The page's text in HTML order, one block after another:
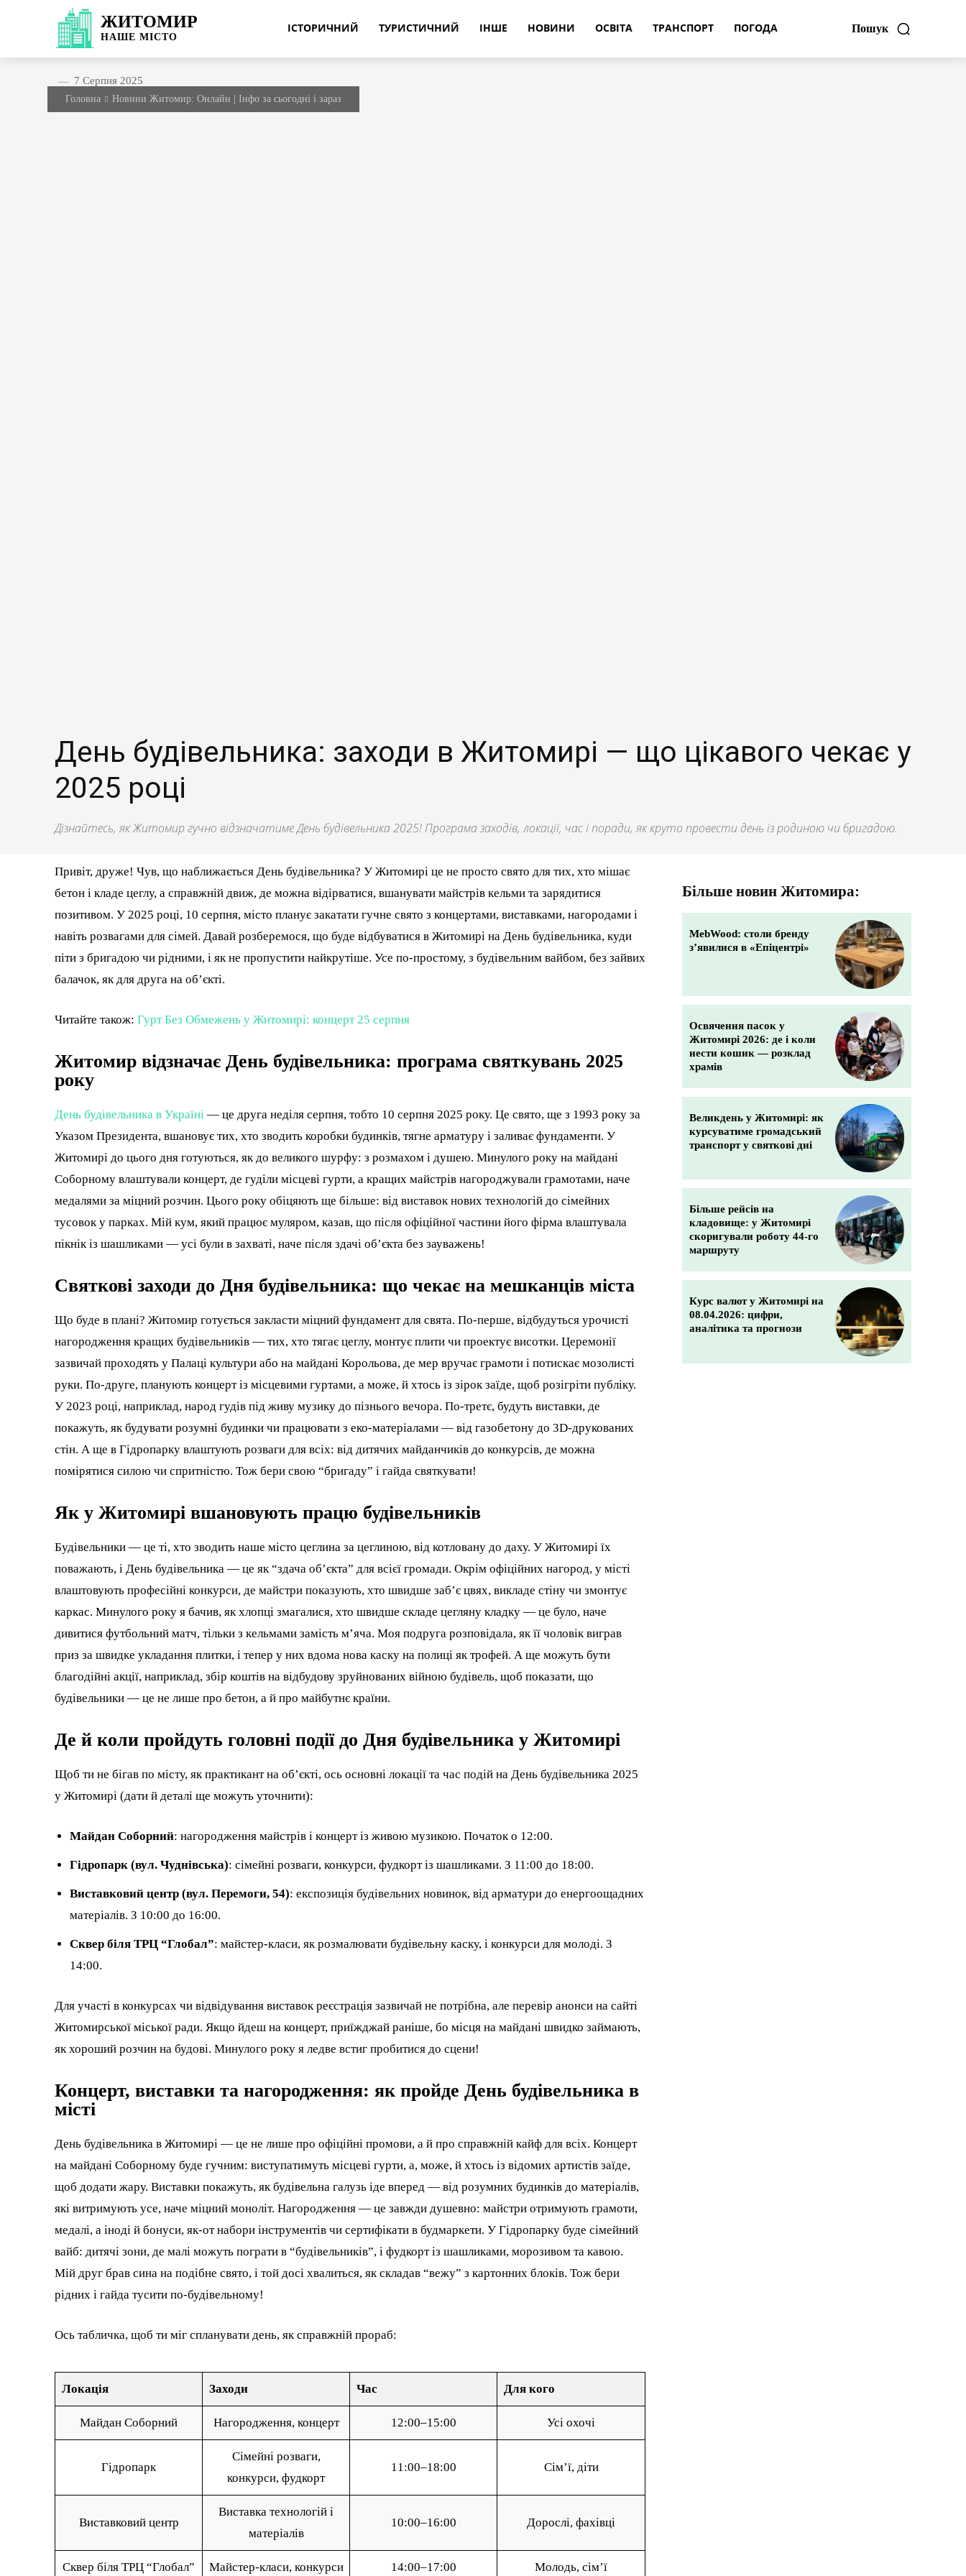
ЖИТОМИР
НАШЕ МІСТО
Пошук
ІСТОРИЧНИЙ ТУРИСТИЧНИЙ ІНШЕ НОВИНИ ОСВІТА ТРАНСПОРТ ПОГОДА
7 Серпня 2025
Головна Новини Житомир: Онлайн | Інфо за сьогодні і зараз
День будівельника: заходи в Житомирі — що цікавого чекає у
2025 році
Дізнайтесь, як Житомир гучно відзначатиме День будівельника 2025! Програма заходів, локації, час і поради, як круто провести день із родиною чи бригадою.
Привіт, друже! Чув, що наближається День будівельника? У Житомирі це не просто свято для тих, хто мішає
бетон і кладе цеглу, а справжній движ, де можна відірватися, вшанувати майстрів кельми та зарядитися
позитивом. У 2025 році, 10 серпня, місто планує закатати гучне свято з концертами, виставками, нагородами і
навіть розвагами для сімей. Давай розберемося, що буде відбуватися в Житомирі на День будівельника, куди
піти з бригадою чи рідними, і як не пропустити найкрутіше. Усе по-простому, з будівельним вайбом, без зайвих
балачок, як для друга на об’єкті.
Читайте також: Гурт Без Обмежень у Житомирі: концерт 25 серпня
Житомир відзначає День будівельника: програма святкувань 2025
року
День будівельника в Україні — це друга неділя серпня, тобто 10 серпня 2025 року. Це свято, ще з 1993 року за
Указом Президента, вшановує тих, хто зводить коробки будинків, тягне арматуру і заливає фундаменти. У
Житомирі до цього дня готуються, як до великого шурфу: з розмахом і душею. Минулого року на майдані
Соборному влаштували концерт, де гуділи місцеві гурти, а кращих майстрів нагороджували грамотами, наче
медалями за міцний розчин. Цього року обіцяють ще більше: від виставок нових технологій до сімейних
тусовок у парках. Мій кум, який працює муляром, казав, що після офіційної частини його фірма влаштувала
пікнік із шашликами — усі були в захваті, наче після здачі об’єкта без зауважень!
Святкові заходи до Дня будівельника: що чекає на мешканців міста
Що буде в плані? Житомир готується закласти міцний фундамент для свята. По-перше, відбудуться урочисті
нагородження кращих будівельників — тих, хто тягає цеглу, монтує плити чи проектує висотки. Церемонії
зазвичай проходять у Палаці культури або на майдані Корольова, де мер вручає грамоти і потискає мозолисті
руки. По-друге, планують концерт із місцевими гуртами, а може, й хтось із зірок заїде, щоб розігріти публіку.
У 2023 році, наприклад, народ гудів під живу музику до пізнього вечора. По-третє, будуть виставки, де
покажуть, як будувати розумні будинки чи працювати з еко-матеріалами — від газобетону до 3D-друкованих
стін. А ще в Гідропарку влаштують розваги для всіх: від дитячих майданчиків до конкурсів, де можна
помірятися силою чи спритністю. Тож бери свою “бригаду” і гайда святкувати!
Як у Житомирі вшановують працю будівельників
Будівельники — це ті, хто зводить наше місто цеглина за цеглиною, від котловану до даху. У Житомирі їх
поважають, і День будівельника — це як “здача об’єкта” для всієї громади. Окрім офіційних нагород, у місті
влаштовують професійні конкурси, де майстри показують, хто швидше заб’є цвях, викладе стіну чи змонтує
каркас. Минулого року я бачив, як хлопці змагалися, хто швидше складе цегляну кладку — це було, наче
дивитися футбольний матч, тільки з кельмами замість м’яча. Моя подруга розповідала, як її чоловік виграв
приз за швидке укладання плитки, і тепер у них вдома нова каску на полиці як трофей. А ще можуть бути
благодійні акції, наприклад, збір коштів на відбудову зруйнованих війною будівель, щоб показати, що
будівельники — це не лише про бетон, а й про майбутнє країни.
Де й коли пройдуть головні події до Дня будівельника у Житомирі
Щоб ти не бігав по місту, як практикант на об’єкті, ось основні локації та час подій на День будівельника 2025
у Житомирі (дати й деталі ще можуть уточнити):
Майдан Соборний: нагородження майстрів і концерт із живою музикою. Початок о 12:00.
Гідропарк (вул. Чуднівська): сімейні розваги, конкурси, фудкорт із шашликами. З 11:00 до 18:00.
Виставковий центр (вул. Перемоги, 54): експозиція будівельних новинок, від арматури до енергоощадних
матеріалів. З 10:00 до 16:00.
Сквер біля ТРЦ “Глобал”: майстер-класи, як розмалювати будівельну каску, і конкурси для молоді. З
14:00.
Для участі в конкурсах чи відвідування виставок реєстрація зазвичай не потрібна, але перевір анонси на сайті
Житомирської міської ради. Якщо йдеш на концерт, приїжджай раніше, бо місця на майдані швидко займають,
як хороший розчин на будові. Минулого року я ледве встиг пробитися до сцени!
Концерт, виставки та нагородження: як пройде День будівельника в
місті
День будівельника в Житомирі — це не лише про офіційні промови, а й про справжній кайф для всіх. Концерт
на майдані Соборному буде гучним: виступатимуть місцеві гурти, а, може, й хтось із відомих артистів заїде,
щоб додати жару. Виставки покажуть, як будівельна галузь іде вперед — від розумних будинків до матеріалів,
які витримують усе, наче міцний моноліт. Нагородження — це завжди душевно: майстри отримують грамоти,
медалі, а іноді й бонуси, як-от набори інструментів чи сертифікати в будмаркети. У Гідропарку буде сімейний
вайб: дитячі зони, де малі можуть пограти в “будівельників”, і фудкорт із шашликами, морозивом та кавою.
Мій друг брав сина на подібне свято, і той досі хвалиться, як складав “вежу” з картонних блоків. Тож бери
рідних і гайда тусити по-будівельному!
Ось табличка, щоб ти міг спланувати день, як справжній прораб:
Локація Заходи Час Для кого
Майдан Соборний Нагородження, концерт 12:00–15:00 Усі охочі
Гідропарк
Сімейні розваги,
конкурси, фудкорт
11:00–18:00 Сім’ї, діти
Виставковий центр
Виставка технологій і
матеріалів
10:00–16:00 Дорослі, фахівці
Сквер біля ТРЦ “Глобал” Майстер-класи, конкурси 14:00–17:00 Молодь, сім’ї
Більше новин Житомира:
MebWood: столи бренду
з’явилися в «Епіцентрі»
Освячення пасок у
Житомирі 2026: де і коли
нести кошик — розклад
храмів
Великдень у Житомирі: як
курсуватиме громадський
транспорт у святкові дні
Більше рейсів на
кладовище: у Житомирі
скоригували роботу 44-го
маршруту
Курс валют у Житомирі на
08.04.2026: цифри,
аналітика та прогнози